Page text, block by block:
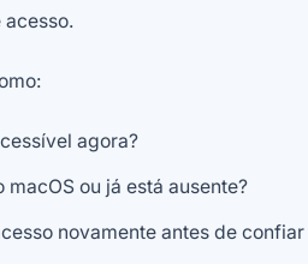
agora?
macOS ou já está ausente?
novamente antes de confiar